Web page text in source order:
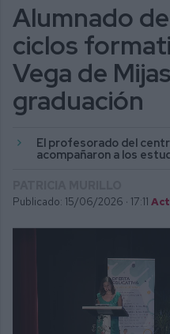
Alumnado
ciclos
Vega de
graduación
El profesorado del
acompañaron a los
Publicado: 15/06/2026 · 17:11